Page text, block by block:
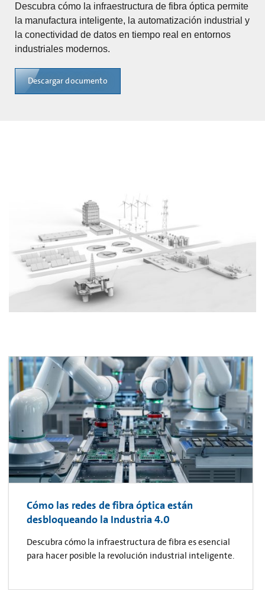
Descubra cómo la infraestructura de fibra óptica permite
la manufactura inteligente, la automatización industrial y
la conectividad de datos en tiempo real en entornos
industriales modernos.
Descargar documento
Cómo las redes de fibra óptica están
desbloqueando la Industria 4.0
Descubra cómo la infraestructura de fibra es esencial
para hacer posible la revolución industrial inteligente.